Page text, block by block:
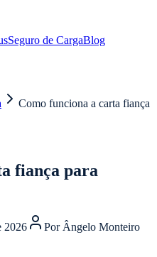
Seguro de CargaBlog
Como funciona a carta fiança
fiança para
2026 Por Ângelo Monteiro